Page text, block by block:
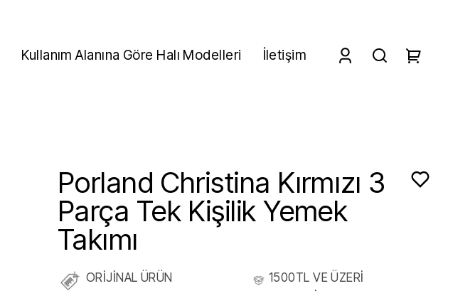
Kullanım Alanına Göre Halı Modelleri İletişim
Porland Christina Kırmızı 3
Parça Tek Kişilik Yemek
Takımı
ORİJİNAL ÜRÜN
1500TL VE ÜZERİ